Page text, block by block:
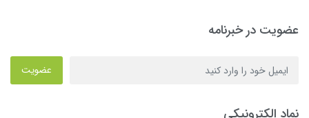
عضویت در خبرنامه
عضویت
نماد الکترونیکی